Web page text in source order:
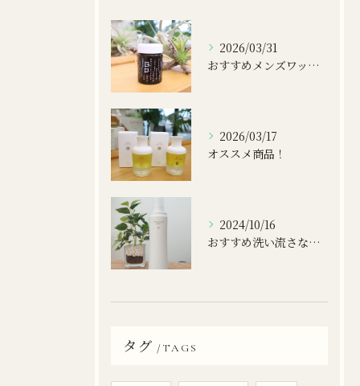
2026/03/31
おすすめメンズワックス！
2026/03/17
オススメ商品！
2024/10/16
おすすめ洗い流さないトリートメント
タグ TAGS